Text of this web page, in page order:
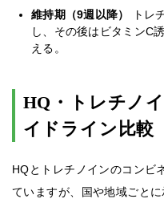
維持期（9週以降）
トレ
し、その後はビタミンC
える。
HQ・トレチノ
イドライン比較
HQとトレチノインのコンビ
ていますが、国や地域ごと